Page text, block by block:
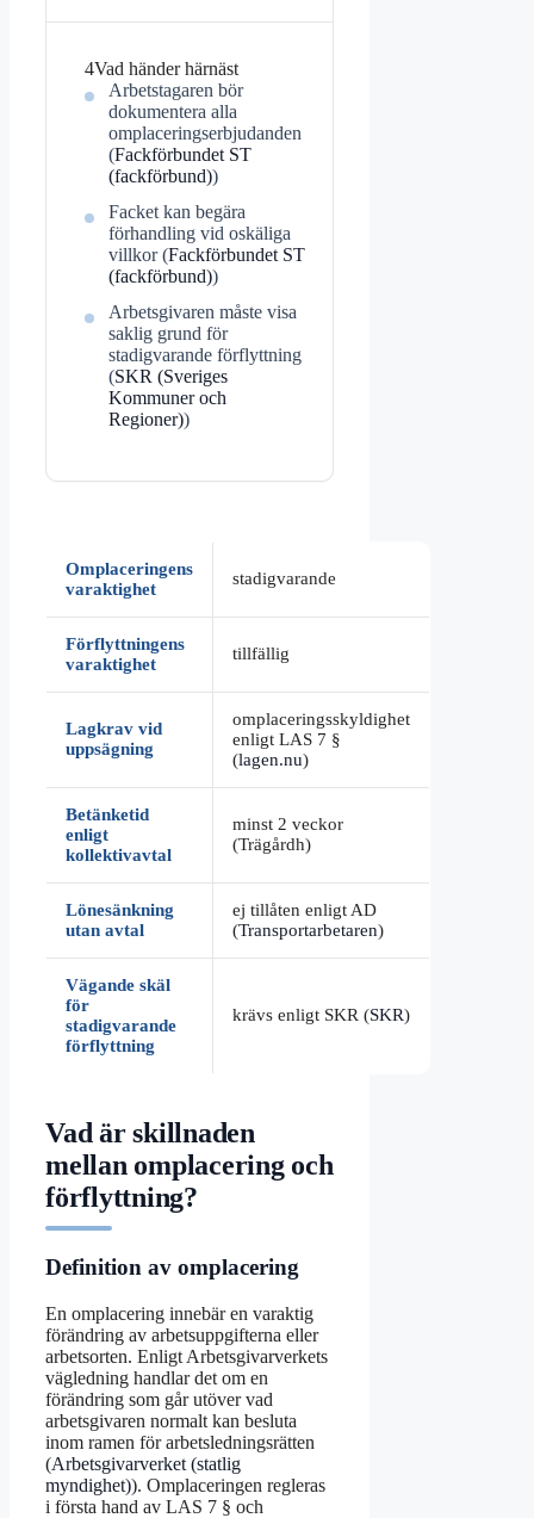
4Vad händer härnäst
Arbetstagaren bör
dokumentera alla
omplaceringserbjudanden
(Fackförbundet ST
(fackförbund))
Facket kan begära
förhandling vid oskäliga
villkor (Fackförbundet ST
(fackförbund))
Arbetsgivaren måste visa
saklig grund för
stadigvarande förflyttning
(SKR (Sveriges
Kommuner och
Regioner))
Omplaceringens
varaktighet
stadigvarande
Förflyttningens
varaktighet
tillfällig
Lagkrav vid
uppsägning
omplaceringsskyldighet
enligt LAS 7 §
(lagen.nu)
Betänketid
enligt
kollektivavtal
minst 2 veckor
(Trägårdh)
Lönesänkning
utan avtal
ej tillåten enligt AD
(Transportarbetaren)
Vägande skäl
för
stadigvarande
förflyttning
krävs enligt SKR (SKR)
Vad är skillnaden
mellan omplacering och
förflyttning?
Definition av omplacering
En omplacering innebär en varaktig
förändring av arbetsuppgifterna eller
arbetsorten. Enligt Arbetsgivarverkets
vägledning handlar det om en
förändring som går utöver vad
arbetsgivaren normalt kan besluta
inom ramen för arbetsledningsrätten
(Arbetsgivarverket (statlig
myndighet)). Omplaceringen regleras
i första hand av LAS 7 § och